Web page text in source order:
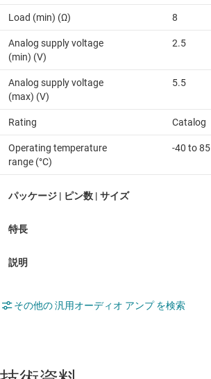
Load (min) (Ω) 8
Analog supply voltage
(min) (V)
2.5
Analog supply voltage
(max) (V)
5.5
Rating Catalog
Operating temperature
range (°C)
-40 to 85
その他の 汎用オーディオ アンプ を検索